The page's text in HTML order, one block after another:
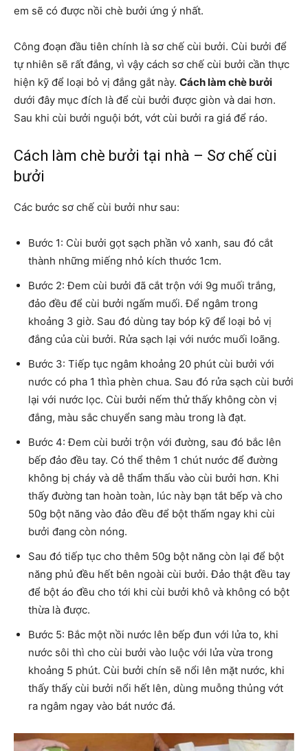
em sẽ có được nồi chè bưởi ứng ý nhất.
Công đoạn đầu tiên chính là sơ chế cùi bưởi. Cùi bưởi để
tự nhiên sẽ rất đắng, vì vậy cách sơ chế cùi bưởi cần thực
hiện kỹ để loại bỏ vị đắng gắt này. Cách làm chè bưởi
dưới đây mục đích là để cùi bưởi được giòn và dai hơn.
Sau khi cùi bưởi nguội bớt, vớt cùi bưởi ra giá để ráo.
Cách làm chè bưởi tại nhà – Sơ chế cùi
bưởi
Các bước sơ chế cùi bưởi như sau:
Bước 1: Cùi bưởi gọt sạch phần vỏ xanh, sau đó cắt
thành những miếng nhỏ kích thước 1cm.
Bước 2: Đem cùi bưởi đã cắt trộn với 9g muối trắng,
đảo đều để cùi bưởi ngấm muối. Để ngâm trong
khoảng 3 giờ. Sau đó dùng tay bóp kỹ để loại bỏ vị
đắng của cùi bưởi. Rửa sạch lại với nước muối loãng.
Bước 3: Tiếp tục ngâm khoảng 20 phút cùi bưởi với
nước có pha 1 thìa phèn chua. Sau đó rửa sạch cùi bưởi
lại với nước lọc. Cùi bưởi nếm thử thấy không còn vị
đắng, màu sắc chuyển sang màu trong là đạt.
Bước 4: Đem cùi bưởi trộn với đường, sau đó bắc lên
bếp đảo đều tay. Có thể thêm 1 chút nước để đường
không bị cháy và dễ thẩm thấu vào cùi bưởi hơn. Khi
thấy đường tan hoàn toàn, lúc này bạn tắt bếp và cho
50g bột năng vào đảo đều để bột thấm ngay khi cùi
bưởi đang còn nóng.
Sau đó tiếp tục cho thêm 50g bột năng còn lại để bột
năng phủ đều hết bên ngoài cùi bưởi. Đảo thật đều tay
để bột áo đều cho tới khi cùi bưởi khô và không có bột
thừa là được.
Bước 5: Bắc một nồi nước lên bếp đun với lửa to, khi
nước sôi thì cho cùi bưởi vào luộc với lửa vừa trong
khoảng 5 phút. Cùi bưởi chín sẽ nổi lên mặt nước, khi
thấy thấy cùi bưởi nổi hết lên, dùng muỗng thủng vớt
ra ngâm ngay vào bát nước đá.